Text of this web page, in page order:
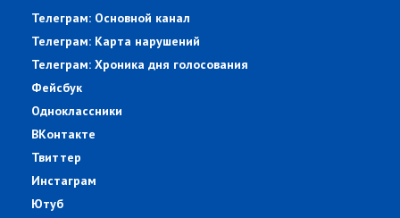
Телеграм: Основной канал
Телеграм: Карта нарушений
Телеграм: Хроника дня голосования
Фейсбук
Одноклассники
ВКонтакте
Твиттер
Инстаграм
Ютуб